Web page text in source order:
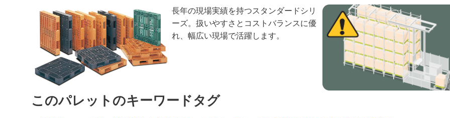
長年の現場実績を持つスタンダードシリ
ーズ。扱いやすさとコストバランスに優
れ、幅広い現場で活躍します。
このパレットのキーワードタグ